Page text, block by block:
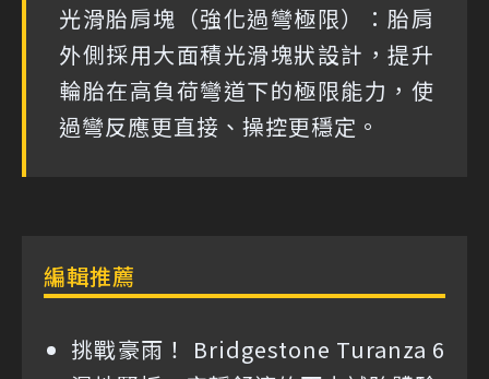
光滑胎肩塊（強化過彎極限）：胎肩
外側採用大面積光滑塊狀設計，提升
輪胎在高負荷彎道下的極限能力，使
過彎反應更直接、操控更穩定。
編輯推薦
挑戰豪雨！ Bridgestone Turanza 6